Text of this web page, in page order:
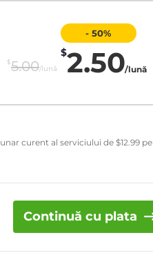
$5.00/lună
- 50%
$2.50/lună
curent al serviciului de $12.99
Continuă cu plata